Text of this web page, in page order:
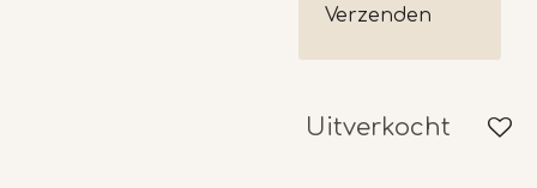
Verzenden
Uitverkocht